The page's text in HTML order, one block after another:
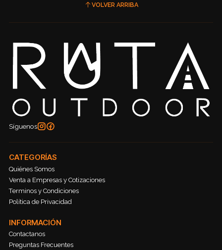
VOLVER ARRIBA
Síguenos
CATEGORÍAS
Quiénes Somos
Venta a Empresas y Cotizaciones
Terminos y Condiciones
Política de Privacidad
INFORMACIÓN
Contactanos
Preguntas Frecuentes